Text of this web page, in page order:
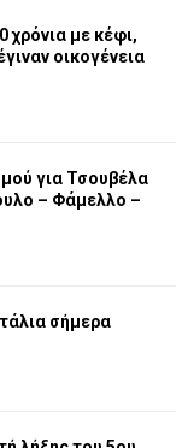
χρόνια με κέφι,
οικογένεια
για Τσουβέλα
– Φάμελλο –
σήμερα